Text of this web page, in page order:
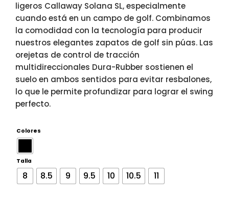
ligeros Callaway Solana SL, especialmente
cuando está en un campo de golf. Combinamos
la comodidad con la tecnología para producir
nuestros elegantes zapatos de golf sin púas. Las
orejetas de control de tracción
multidireccionales Dura-Rubber sostienen el
suelo en ambos sentidos para evitar resbalones,
lo que le permite profundizar para lograr el swing
perfecto.
Colores
Talla
8 8.5 9 9.5 10 10.5 11